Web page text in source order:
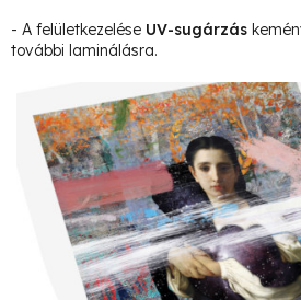
- A felületkezelése UV-sugárzás
további laminálásra.